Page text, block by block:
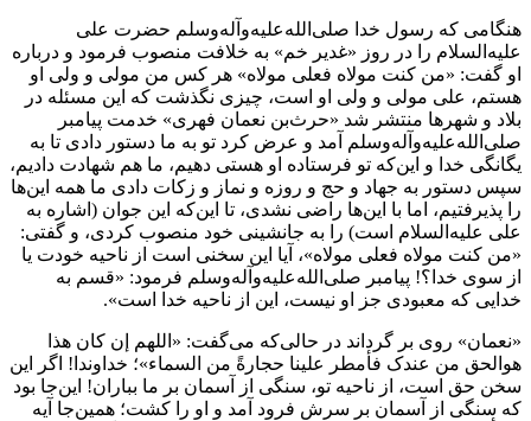
هنگامی که رسول خدا صلی‌الله‌علیه‌وآله‌وسلم حضرت علی
علیه‌السلام را در روز «غدیر خم» به خلافت منصوب فرمود و درباره
او گفت: «من کنت مولاه فعلی مولاه» هر کس من مولی و ولی او
هستم، علی مولی و ولی او است، چیزی نگذشت که این مسئله در
بلاد و شهرها منتشر شد «حرث‌بن نعمان فهری» خدمت پیامبر
صلی‌الله‌علیه‌وآله‌وسلم آمد و عرض کرد تو به ما دستور دادی تا به
یگانگی خدا و این‌که تو فرستاده او هستی دهیم، ما هم شهادت دادیم،
سپس دستور به جهاد و حج و روزه و نماز و زکات دادی ما همه این‌ها
را پذیرفتیم، اما با این‌ها راضی نشدی، تا این‌که این جوان (اشاره به
علی علیه‌السلام است) را به جانشینی خود منصوب کردی، و گفتی:
«من کنت مولاه فعلی مولاه»، آیا این سخنی است از ناحیه خودت یا
از سوی خدا؟! پیامبر صلی‌الله‌علیه‌وآله‌وسلم فرمود: «قسم به
خدایی که معبودی جز او نیست، این از ناحیه خدا است».
«نعمان» روی بر گرداند در حالی‌که می‌گفت: «اللهم إن کان هذا
هوالحق من عندک فأمطر علینا حجارةً من السماء»؛ خداوندا! اگر این
سخن حق است، از ناحیه تو، سنگی از آسمان بر ما بباران! این‌جا بود
که سنگی از آسمان بر سرش فرود آمد و او را کشت؛ همین‌جا آیه